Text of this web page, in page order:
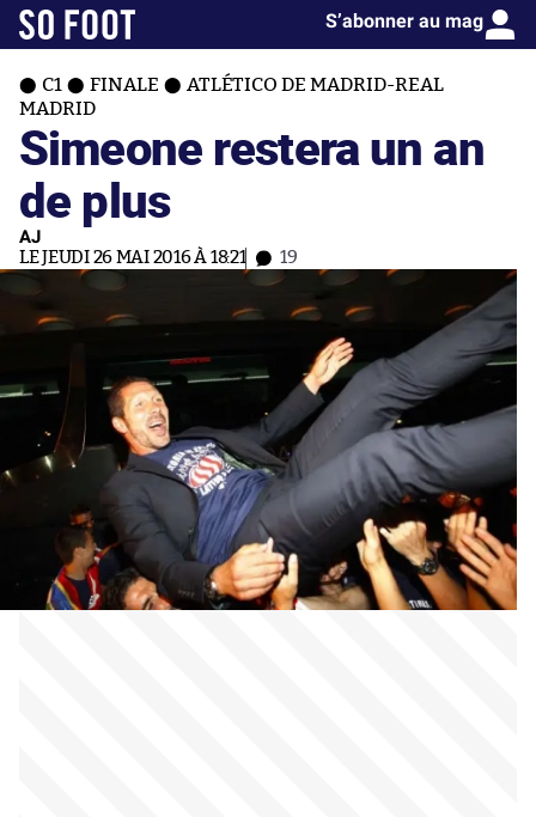
S’abonner au mag
C1 FINALE
ATLÉTICO DE MADRID-REAL
MADRID
Simeone restera un an
de plus
AJ
LE JEUDI 26 MAI 2016 À 18:21 19